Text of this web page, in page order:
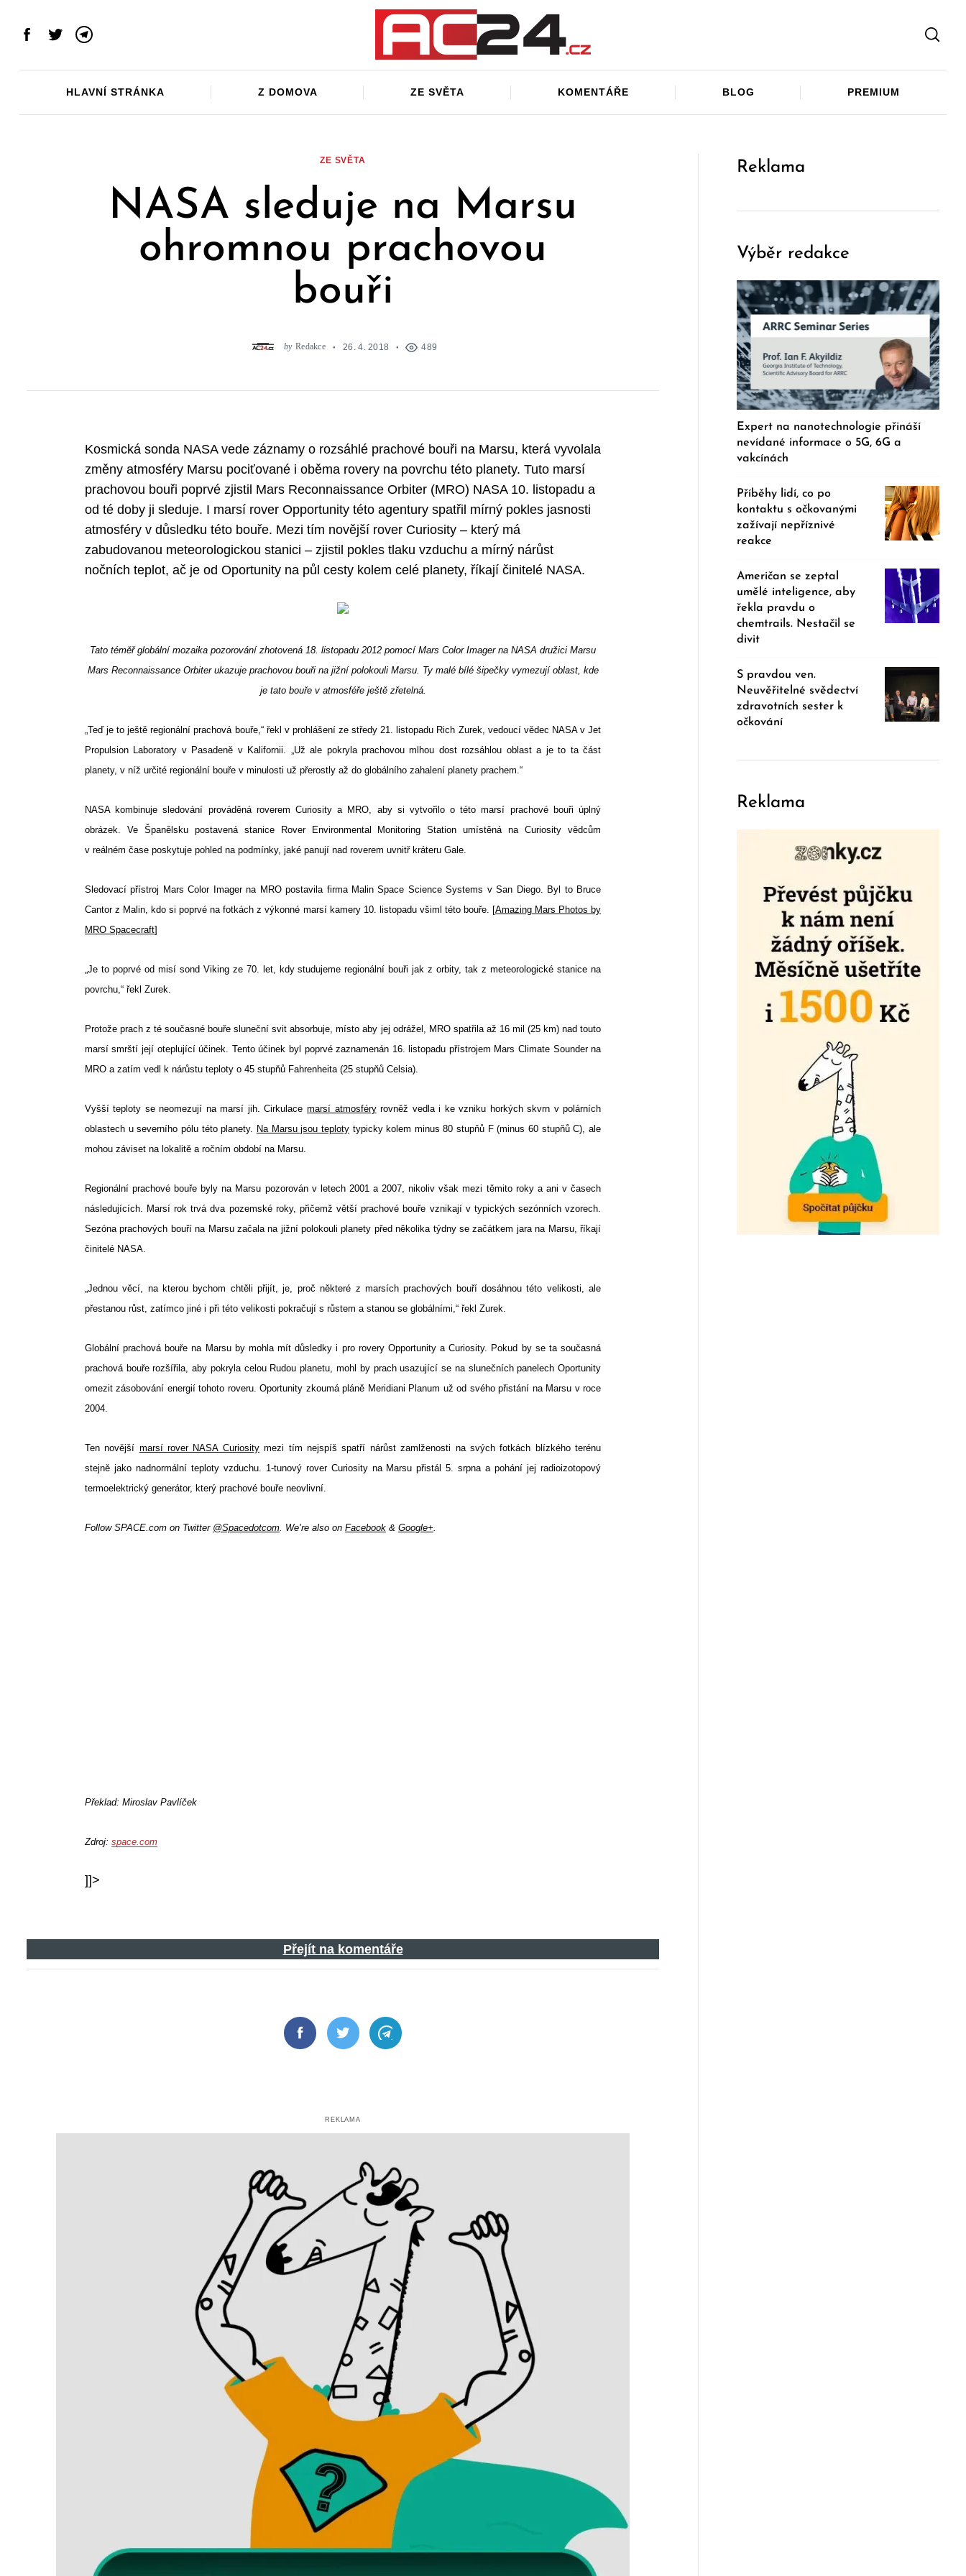
Facebook
TwitterTelegram
HLAVNÍ STRÁNKA Z DOMOVA ZE SVĚTA KOMENTÁŘE BLOG PREMIUM
ZE SVĚTA
NASA sleduje na Marsu
ohromnou prachovou
bouři
by Redakce 26. 4. 2018 489
Kosmická sonda NASA vede záznamy o rozsáhlé prachové bouři na Marsu, která vyvolala
změny atmosféry Marsu pociťované i oběma rovery na povrchu této planety. Tuto marsí
prachovou bouři poprvé zjistil Mars Reconnaissance Orbiter (MRO) NASA 10. listopadu a
od té doby ji sleduje. I marsí rover Opportunity této agentury spatřil mírný pokles jasnosti
atmosféry v důsledku této bouře. Mezi tím novější rover Curiosity – který má
zabudovanou meteorologickou stanici – zjistil pokles tlaku vzduchu a mírný nárůst
nočních teplot, ač je od Oportunity na půl cesty kolem celé planety, říkají činitelé NASA.
Tato téměř globální mozaika pozorování zhotovená 18. listopadu 2012 pomocí Mars Color Imager na NASA družici Marsu
Mars Reconnaissance Orbiter ukazuje prachovou bouři na jižní polokouli Marsu. Ty malé bílé šipečky vymezují oblast, kde
je tato bouře v atmosféře ještě zřetelná.
„Teď je to ještě regionální prachová bouře,“ řekl v prohlášení ze středy 21. listopadu Rich Zurek, vedoucí vědec NASA v Jet
Propulsion Laboratory v Pasadeně v Kalifornii. „Už ale pokryla prachovou mlhou dost rozsáhlou oblast a je to ta část
planety, v níž určité regionální bouře v minulosti už přerostly až do globálního zahalení planety prachem.“
NASA kombinuje sledování prováděná roverem Curiosity a MRO, aby si vytvořilo o této marsí prachové bouři úplný
obrázek. Ve Španělsku postavená stanice Rover Environmental Monitoring Station umístěná na Curiosity vědcům
v reálném čase poskytuje pohled na podmínky, jaké panují nad roverem uvnitř kráteru Gale.
Sledovací přístroj Mars Color Imager na MRO postavila firma Malin Space Science Systems v San Diego. Byl to Bruce
Cantor z Malin, kdo si poprvé na fotkách z výkonné marsí kamery 10. listopadu všiml této bouře. [Amazing Mars Photos by
MRO Spacecraft]
„Je to poprvé od misí sond Viking ze 70. let, kdy studujeme regionální bouři jak z orbity, tak z meteorologické stanice na
povrchu,“ řekl Zurek.
Protože prach z té současné bouře sluneční svit absorbuje, místo aby jej odrážel, MRO spatřila až 16 mil (25 km) nad touto
marsí smrští její oteplující účinek. Tento účinek byl poprvé zaznamenán 16. listopadu přístrojem Mars Climate Sounder na
MRO a zatím vedl k nárůstu teploty o 45 stupňů Fahrenheita (25 stupňů Celsia).
Vyšší teploty se neomezují na marsí jih. Cirkulace marsí atmosféryrovněž vedla i ke vzniku horkých skvrn v polárních
oblastech u severního pólu této planety. Na Marsu jsou teplotytypicky kolem minus 80 stupňů F (minus 60 stupňů C), ale
mohou záviset na lokalitě a ročním období na Marsu.
Regionální prachové bouře byly na Marsu pozorován v letech 2001 a 2007, nikoliv však mezi těmito roky a ani v časech
následujících. Marsí rok trvá dva pozemské roky, přičemž větší prachové bouře vznikají v typických sezónních vzorech.
Sezóna prachových bouří na Marsu začala na jižní polokouli planety před několika týdny se začátkem jara na Marsu, říkají
činitelé NASA.
„Jednou věcí, na kterou bychom chtěli přijít, je, proč některé z marsích prachových bouří dosáhnou této velikosti, ale
přestanou růst, zatímco jiné i při této velikosti pokračují s růstem a stanou se globálními,“ řekl Zurek.
Globální prachová bouře na Marsu by mohla mít důsledky i pro rovery Opportunity a Curiosity. Pokud by se ta současná
prachová bouře rozšířila, aby pokryla celou Rudou planetu, mohl by prach usazující se na slunečních panelech Oportunity
omezit zásobování energií tohoto roveru. Oportunity zkoumá pláně Meridiani Planum už od svého přistání na Marsu v roce
2004.
Ten novější marsí rover NASA Curiositymezi tím nejspíš spatří nárůst zamlženosti na svých fotkách blízkého terénu
stejně jako nadnormální teploty vzduchu. 1-tunový rover Curiosity na Marsu přistál 5. srpna a pohání jej radioizotopový
termoelektrický generátor, který prachové bouře neovlivní.
Follow SPACE.com on Twitter @Spacedotcom. We’re also on Facebook& Google+.
Překlad: Miroslav Pavlíček
Zdroj: space.com
]]>
Přejít na komentáře
FacebookTwitter Telegram
REKLAMA
Reklama
Výběr redakce
Expert na nanotechnologie přináší
nevídané informace o 5G, 6G a
vakcínách
Příběhy lidí, co po
kontaktu s očkovanými
zažívají nepříznivé
reakce
Američan se zeptal
umělé inteligence, aby
řekla pravdu o
chemtrails. Nestačil se
divit
S pravdou ven.
Neuvěřitelné svědectví
zdravotních sester k
očkování
Reklama
Search
for: